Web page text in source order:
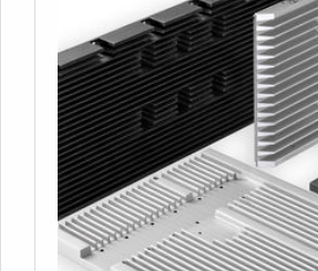
Usinagem JK. É possível encontrar
calor para painéis solares e
disponibilizando tudo o que há de
segmento. Discorrendo ainda sobre roldanas de
nylon, deve-se ter a exatidão em
empresas que prezam por
tenham ótima qualidade e
primordiais que são deixados de
empresas que não focam na
importante lembrar que o produto